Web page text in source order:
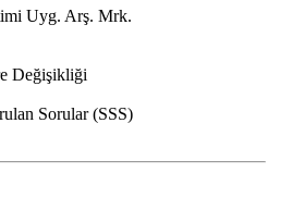
Uyg. Arş. Mrk.
Değişikliği
Sorular (SSS)